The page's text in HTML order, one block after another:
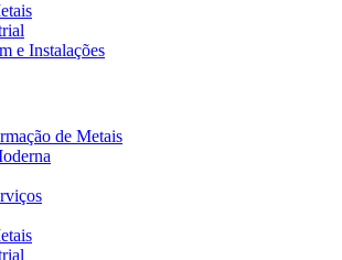
e Instalações
de Metais